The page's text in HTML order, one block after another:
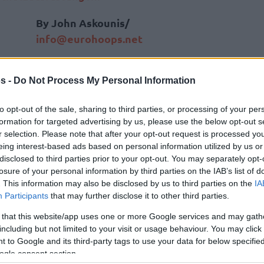
- Do Not Process My Personal Information
opt-out of the sale, sharing to third parties, or processing of your
for targeted advertising by us, please use the below opt-out
selection. Please note that after your opt-out request is processed
interest-based ads based on personal information utilized by us
to third parties prior to your opt-out. You may separately
of your personal information by third parties on the IAB’s list of
This information may also be disclosed by us to third parties on the
Participants that may further disclose it to other third parties.
that this website/app uses one or more Google services and may
but not limited to your visit or usage behaviour. You may
to Google and its third-party tags to use your data for below
consent section.
By John Askounis/
info@eurohoops.net
über seine Verbindung mit dem
Department, um 400 Coronavirus-
Testkits und Schutzausrüstungen
einschließlich Gesichtsschutz,
Handschuhe, Kleider und N95-Masken
die Menschen in meiner Position, wenn wir
ist es etwas, wo ich das Gefühl habe,
es tun“, betonte er: „Es war großartig
und dies einrichten zu